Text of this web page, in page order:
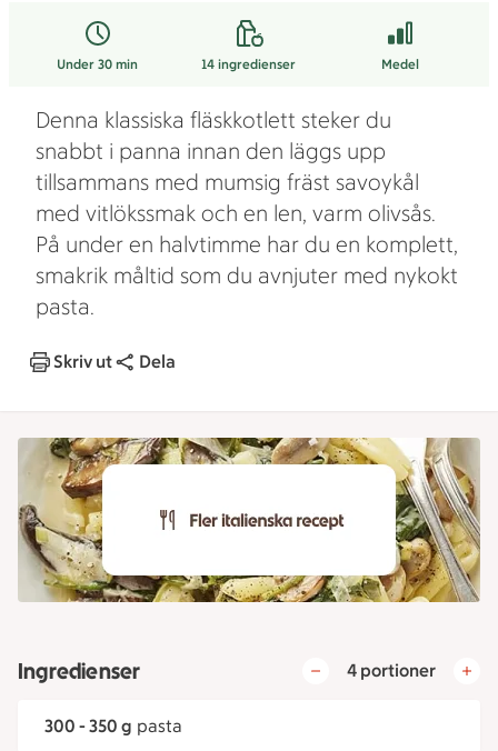
Under 30 min 14ingredienser Medel
Denna klassiska fläskkotlett steker du
snabbt i panna innan den läggs upp
tillsammans med mumsig fräst savoykål
med vitlökssmak och en len, varm olivsås.
På under en halvtimme har du en komplett,
smakrik måltid som du avnjuter med nykokt
pasta.
Skriv ut Dela
Ingredienser 4 portioner
300 - 350 g pasta